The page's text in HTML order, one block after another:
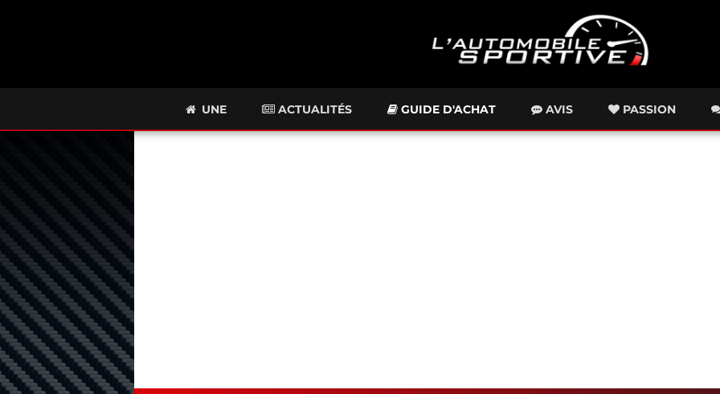
UNE ACTUALITÉS GUIDE D'ACHAT AVIS PASSION